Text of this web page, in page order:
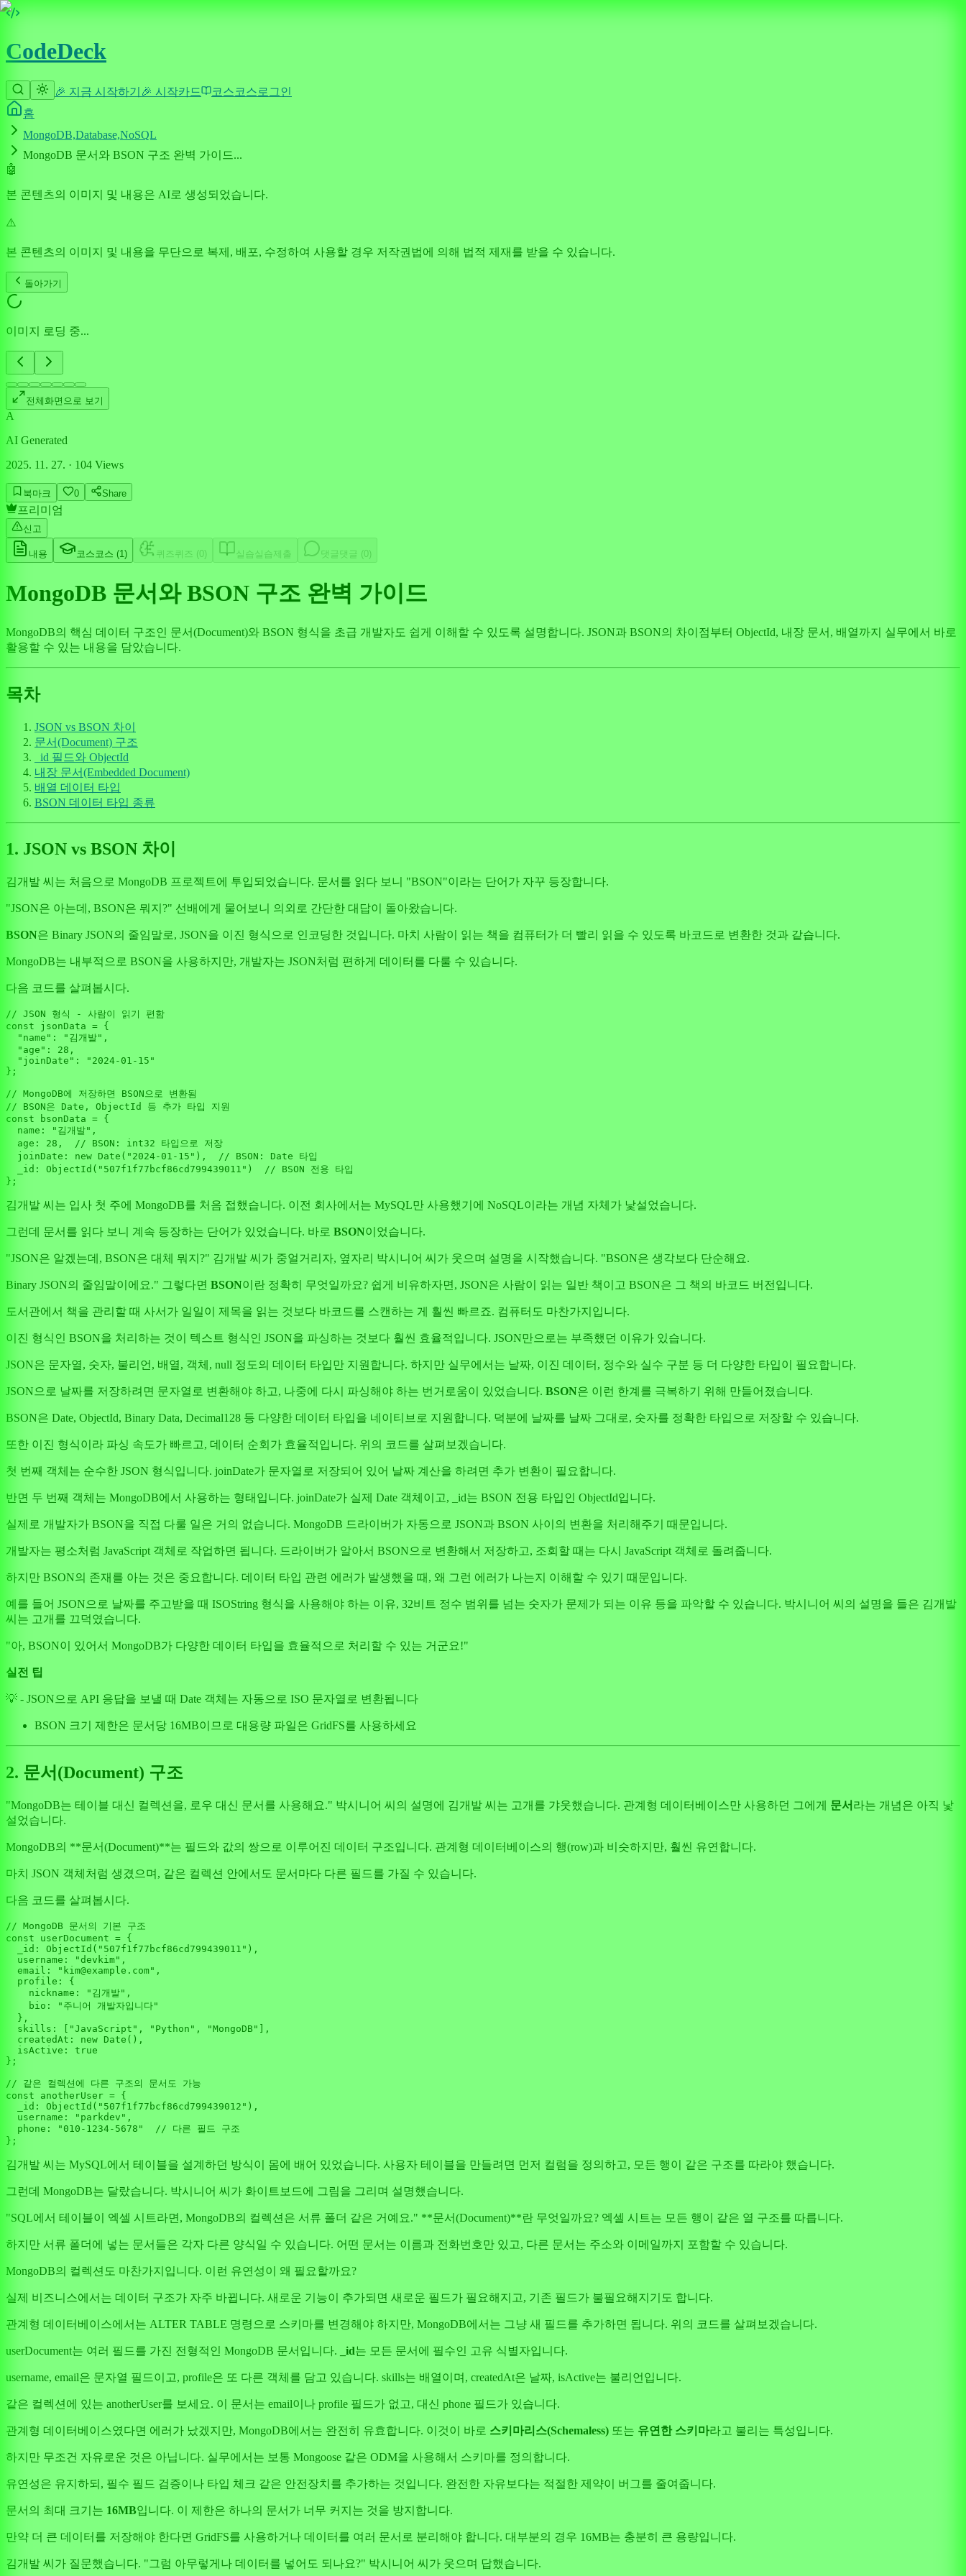
CodeDeck
🎉 지금 시작하기 🎉 시작카드 코스코스 로그인
홈
MongoDB,Database,NoSQL
MongoDB 문서와 BSON 구조 완벽 가이드...
🤖
본 콘텐츠의 이미지 및 내용은 AI로 생성되었습니다.
⚠️
본 콘텐츠의 이미지 및 내용을 무단으로 복제, 배포, 수정하여 사용할 경우 저작권법에 의해 법적 제재를 받을 수 있습니다.
돌아가기
이미지 로딩 중...
전체화면으로 보기
A
AI Generated
2025. 11. 27. · 104 Views
북마크 0 Share
프리미엄
신고
내용 코스 코스 (1 ) 퀴즈 퀴즈 (0 ) 실습실습제출 댓글 댓글 (0 )
MongoDB 문서와 BSON 구조 완벽 가이드
MongoDB의 핵심 데이터 구조인 문서(Document)와 BSON 형식을 초급 개발자도 쉽게 이해할 수 있도록 설명합니다. JSON과 BSON의 차이점부터 ObjectId, 내장 문서, 배열까지 실무에서 바로
활용할 수 있는 내용을 담았습니다.
목차
JSON vs BSON 차이
문서(Document) 구조
_id 필드와 ObjectId
내장 문서(Embedded Document)
배열 데이터 타입
BSON 데이터 타입 종류
1. JSON vs BSON 차이
김개발 씨는 처음으로 MongoDB 프로젝트에 투입되었습니다. 문서를 읽다 보니 "BSON"이라는 단어가 자꾸 등장합니다.
"JSON은 아는데, BSON은 뭐지?" 선배에게 물어보니 의외로 간단한 대답이 돌아왔습니다.
BSON은 Binary JSON의 줄임말로, JSON을 이진 형식으로 인코딩한 것입니다. 마치 사람이 읽는 책을 컴퓨터가 더 빨리 읽을 수 있도록 바코드로 변환한 것과 같습니다.
MongoDB는 내부적으로 BSON을 사용하지만, 개발자는 JSON처럼 편하게 데이터를 다룰 수 있습니다.
다음 코드를 살펴봅시다.
// JSON 형식 - 사람이 읽기 편함
const jsonData = {
"name" : "김개발" ,
"age" : 28 ,
"joinDate" :
"2024-01-15"
};
// MongoDB에 저장하면 BSON으로 변환됨
// BSON은 Date, ObjectId 등 추가 타입 지원
const bsonData = {
name : "김개발" ,
age : 28 , // BSON: int32 타입으로 저장
joinDate : new Date ( "2024-01-15" ), // BSON: Date 타입
_id : ObjectId ( "507f1f77bcf86cd799439011" ) // BSON 전용 타입
김개발 씨는 입사 첫 주에 MongoDB를 처음 접했습니다. 이전 회사에서는 MySQL만 사용했기에 NoSQL이라는 개념 자체가 낯설었습니다.
그런데 문서를 읽다 보니 계속 등장하는 단어가 있었습니다. 바로 BSON이었습니다.
"JSON은 알겠는데, BSON은 대체 뭐지?" 김개발 씨가 중얼거리자, 옆자리 박시니어 씨가 웃으며 설명을 시작했습니다. "BSON은 생각보다 단순해요.
Binary JSON의 줄임말이에요." 그렇다면 BSON이란 정확히 무엇일까요? 쉽게 비유하자면, JSON은 사람이 읽는 일반 책이고 BSON은 그 책의 바코드 버전입니다.
도서관에서 책을 관리할 때 사서가 일일이 제목을 읽는 것보다 바코드를 스캔하는 게 훨씬 빠르죠. 컴퓨터도 마찬가지입니다.
이진 형식인 BSON을 처리하는 것이 텍스트 형식인 JSON을 파싱하는 것보다 훨씬 효율적입니다. JSON만으로는 부족했던 이유가 있습니다.
JSON은 문자열, 숫자, 불리언, 배열, 객체, null 정도의 데이터 타입만 지원합니다. 하지만 실무에서는 날짜, 이진 데이터, 정수와 실수 구분 등 더 다양한 타입이 필요합니다.
JSON으로 날짜를 저장하려면 문자열로 변환해야 하고, 나중에 다시 파싱해야 하는 번거로움이 있었습니다. BSON은 이런 한계를 극복하기 위해 만들어졌습니다.
BSON은 Date, ObjectId, Binary Data, Decimal128 등 다양한 데이터 타입을 네이티브로 지원합니다. 덕분에 날짜를 날짜 그대로, 숫자를 정확한 타입으로 저장할 수 있습니다.
또한 이진 형식이라 파싱 속도가 빠르고, 데이터 순회가 효율적입니다. 위의 코드를 살펴보겠습니다.
첫 번째 객체는 순수한 JSON 형식입니다. joinDate가 문자열로 저장되어 있어 날짜 계산을 하려면 추가 변환이 필요합니다.
반면 두 번째 객체는 MongoDB에서 사용하는 형태입니다. joinDate가 실제 Date 객체이고, _id는 BSON 전용 타입인 ObjectId입니다.
실제로 개발자가 BSON을 직접 다룰 일은 거의 없습니다. MongoDB 드라이버가 자동으로 JSON과 BSON 사이의 변환을 처리해주기 때문입니다.
개발자는 평소처럼 JavaScript 객체로 작업하면 됩니다. 드라이버가 알아서 BSON으로 변환해서 저장하고, 조회할 때는 다시 JavaScript 객체로 돌려줍니다.
하지만 BSON의 존재를 아는 것은 중요합니다. 데이터 타입 관련 에러가 발생했을 때, 왜 그런 에러가 나는지 이해할 수 있기 때문입니다.
예를 들어 JSON으로 날짜를 주고받을 때 ISOString 형식을 사용해야 하는 이유, 32비트 정수 범위를 넘는 숫자가 문제가 되는 이유 등을 파악할 수 있습니다. 박시니어 씨의 설명을 들은 김개발
씨는 고개를 끄덕였습니다.
"아, BSON이 있어서 MongoDB가 다양한 데이터 타입을 효율적으로 처리할 수 있는 거군요!"
실전 팁
💡 - JSON으로 API 응답을 보낼 때 Date 객체는 자동으로 ISO 문자열로 변환됩니다
BSON 크기 제한은 문서당 16MB이므로 대용량 파일은 GridFS를 사용하세요
2. 문서(Document) 구조
"MongoDB는 테이블 대신 컬렉션을, 로우 대신 문서를 사용해요." 박시니어 씨의 설명에 김개발 씨는 고개를 갸웃했습니다. 관계형 데이터베이스만 사용하던 그에게 문서 라는 개념은 아직 낯
설었습니다.
MongoDB의 **문서(Document)**는 필드와 값의 쌍으로 이루어진 데이터 구조입니다. 관계형 데이터베이스의 행(row)과 비슷하지만, 훨씬 유연합니다.
마치 JSON 객체처럼 생겼으며, 같은 컬렉션 안에서도 문서마다 다른 필드를 가질 수 있습니다.
다음 코드를 살펴봅시다.
// MongoDB 문서의 기본 구조
const userDocument = {
_id : ObjectId ( "507f1f77bcf86cd799439011" ),
username : "devkim" ,
email : "kim@example.com" ,
profile : {
nickname : "김개발" ,
bio :
"주니어 개발자입니다"
  },
skills : [ "JavaScript" , "Python" , "MongoDB"
],
createdAt : new Date (),
isActive : true
};
// 같은 컬렉션에 다른 구조의 문서도 가능
const anotherUser = {
_id : ObjectId ( "507f1f77bcf86cd799439012" ),
username : "parkdev" ,
phone : "010-1234-5678"
// 다른 필드 구조
김개발 씨는 MySQL에서 테이블을 설계하던 방식이 몸에 배어 있었습니다. 사용자 테이블을 만들려면 먼저 컬럼을 정의하고, 모든 행이 같은 구조를 따라야 했습니다.
그런데 MongoDB는 달랐습니다. 박시니어 씨가 화이트보드에 그림을 그리며 설명했습니다.
"SQL에서 테이블이 엑셀 시트라면, MongoDB의 컬렉션은 서류 폴더 같은 거예요." **문서(Document)**란 무엇일까요? 엑셀 시트는 모든 행이 같은 열 구조를 따릅니다.
하지만 서류 폴더에 넣는 문서들은 각자 다른 양식일 수 있습니다. 어떤 문서는 이름과 전화번호만 있고, 다른 문서는 주소와 이메일까지 포함할 수 있습니다.
MongoDB의 컬렉션도 마찬가지입니다. 이런 유연성이 왜 필요할까요?
실제 비즈니스에서는 데이터 구조가 자주 바뀝니다. 새로운 기능이 추가되면 새로운 필드가 필요해지고, 기존 필드가 불필요해지기도 합니다.
관계형 데이터베이스에서는 ALTER TABLE 명령으로 스키마를 변경해야 하지만, MongoDB에서는 그냥 새 필드를 추가하면 됩니다. 위의 코드를 살펴보겠습니다.
userDocument는 여러 필드를 가진 전형적인 MongoDB 문서입니다. _id는 모든 문서에 필수인 고유 식별자입니다.
username, email은 문자열 필드이고, profile은 또 다른 객체를 담고 있습니다. skills는 배열이며, createdAt은 날짜, isActive는 불리언입니다.
같은 컬렉션에 있는 anotherUser를 보세요. 이 문서는 email이나 profile 필드가 없고, 대신 phone 필드가 있습니다.
관계형 데이터베이스였다면 에러가 났겠지만, MongoDB에서는 완전히 유효합니다. 이것이 바로 스키마리스(Schemaless) 또는 유연한 스키마라고 불리는 특성입니다.
하지만 무조건 자유로운 것은 아닙니다. 실무에서는 보통 Mongoose 같은 ODM을 사용해서 스키마를 정의합니다.
유연성은 유지하되, 필수 필드 검증이나 타입 체크 같은 안전장치를 추가하는 것입니다. 완전한 자유보다는 적절한 제약이 버그를 줄여줍니다.
문서의 최대 크기는 16MB입니다. 이 제한은 하나의 문서가 너무 커지는 것을 방지합니다.
만약 더 큰 데이터를 저장해야 한다면 GridFS를 사용하거나 데이터를 여러 문서로 분리해야 합니다. 대부분의 경우 16MB는 충분히 큰 용량입니다.
김개발 씨가 질문했습니다. "그럼 아무렇게나 데이터를 넣어도 되나요?" 박시니어 씨가 웃으며 답했습니다.